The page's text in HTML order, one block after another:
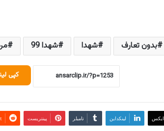
بدون تعارف شهدا شهدا 99
کپی
ایکس لینکداین تامبلر پینتریست